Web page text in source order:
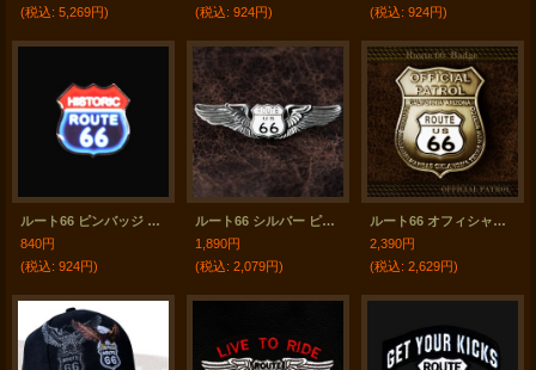
(税込: 5,269円)
(税込: 924円)
(税込: 924円)
ルート66 ピンバッジ ネオンサイン/Pin Route66
840円
(税込: 924円)
ルート66 シルバー ピンバッジ/Route 66 Pin
1,890円
(税込: 2,079円)
ルート66 オフィシャルパトロール バッジ/Route 66 Badge
2,390円
(税込: 2,629円)